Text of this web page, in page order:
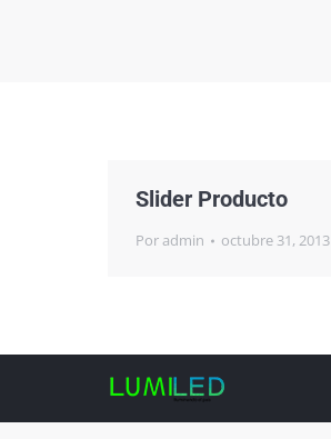
Slider Producto
Poradmin octubre 31, 2013